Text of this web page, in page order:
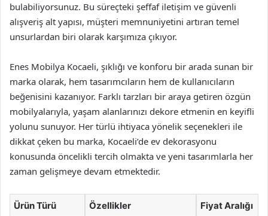
bulabiliyorsunuz. Bu süreçteki şeffaf iletişim ve güvenli
alışveriş alt yapısı, müşteri memnuniyetini artıran temel
unsurlardan biri olarak karşımıza çıkıyor.
Enes Mobilya Kocaeli, şıklığı ve konforu bir arada sunan bir
marka olarak, hem tasarımcıların hem de kullanıcıların
beğenisini kazanıyor. Farklı tarzları bir araya getiren özgün
mobilyalarıyla, yaşam alanlarınızı dekore etmenin en keyifli
yolunu sunuyor. Her türlü ihtiyaca yönelik seçenekleri ile
dikkat çeken bu marka, Kocaeli’de ev dekorasyonu
konusunda öncelikli tercih olmakta ve yeni tasarımlarla her
zaman gelişmeye devam etmektedir.
Ürün Türü Özellikler Fiyat Aralığı